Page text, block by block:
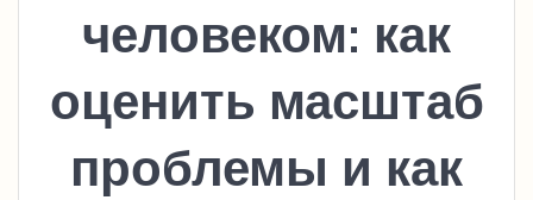
человеком: как
оценить масштаб
проблемы и как